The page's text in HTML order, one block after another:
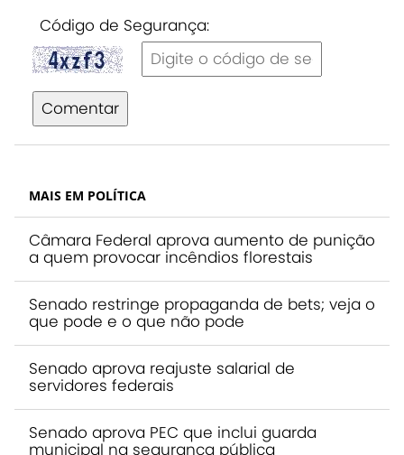
Código de Segurança:
Comentar
MAIS EM POLÍTICA
Câmara Federal aprova aumento de punição
a quem provocar incêndios florestais
Senado restringe propaganda de bets; veja o
que pode e o que não pode
Senado aprova reajuste salarial de
servidores federais
Senado aprova PEC que inclui guarda
municipal na segurança pública